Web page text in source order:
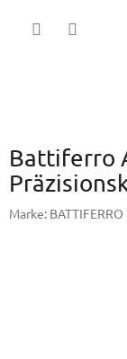
Battiferro
Marke: